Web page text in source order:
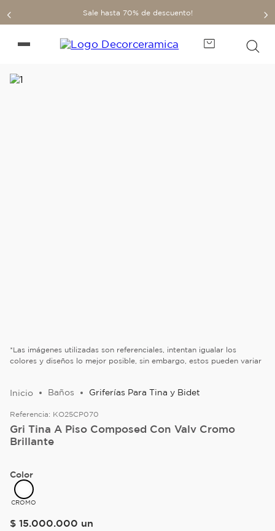
Sale hasta 70% de descuento!
*Las imágenes utilizadas son referenciales, intentan igualar los
colores y diseños lo mejor posible, sin embargo, estos pueden variar
Baños Griferías Para Tina y Bidet
Referencia: KO25CP070
Gri Tina A Piso Composed Con Valv Cromo
Brillante
Color
CROMO
$ 15.000.000 un